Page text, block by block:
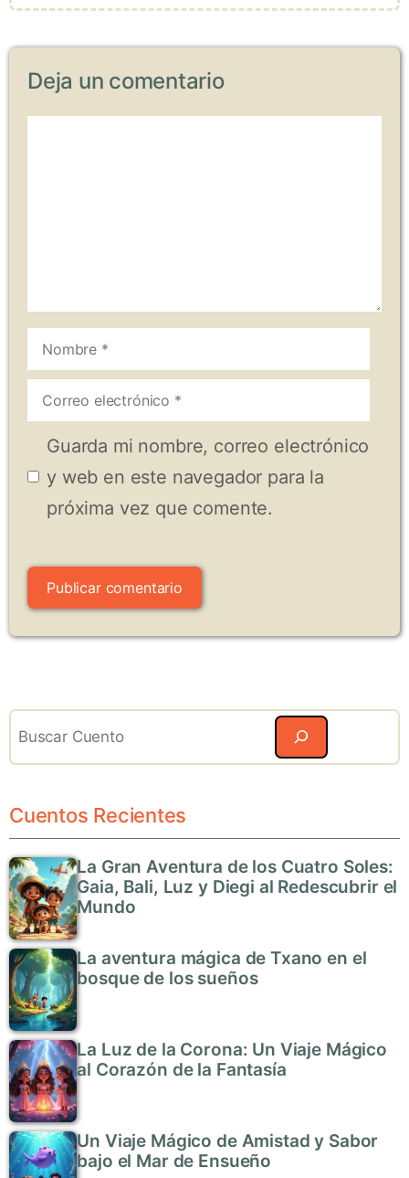
Deja un comentario
Nombre
Correo
electrónico
Guarda mi nombre, correo electrónico
y web en este navegador para la
próxima vez que comente.
Cuentos Recientes
La Gran Aventura de los Cuatro Soles:
Gaia, Bali, Luz y Diegi al Redescubrir el
Mundo
La aventura mágica de Txano en el
bosque de los sueños
La Luz de la Corona: Un Viaje Mágico
al Corazón de la Fantasía
Un Viaje Mágico de Amistad y Sabor
bajo el Mar de Ensueño